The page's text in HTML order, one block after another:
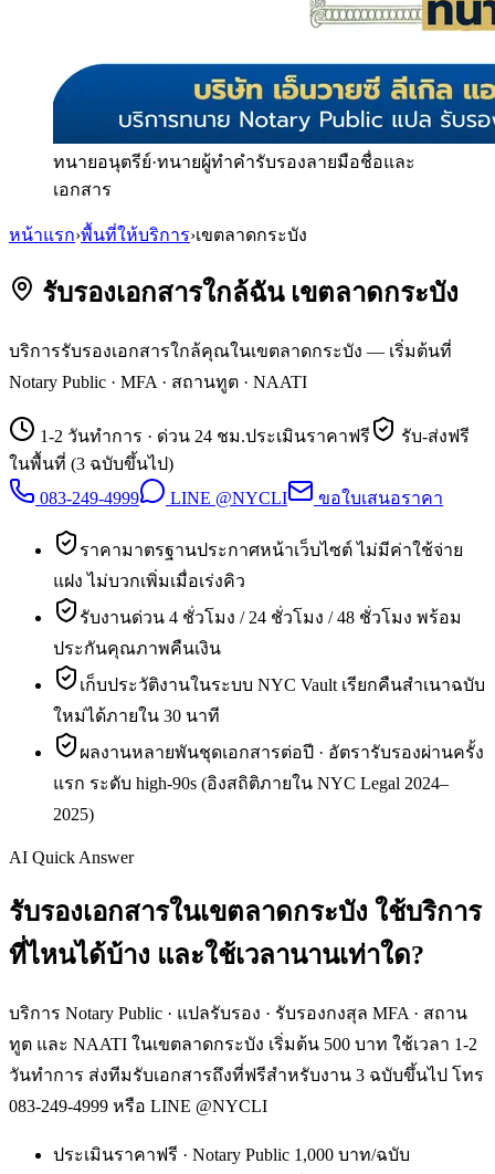
ทนายอนุตรีย์·ทนายผู้ทำคำรับรองลายมือชื่อและ
เอกสาร
หน้าแรก›พื้นที่ให้บริการ›เขตลาดกระบัง
รับรองเอกสารใกล้ฉัน เขตลาดกระบัง
บริการรับรองเอกสารใกล้คุณในเขตลาดกระบัง — เริ่มต้นที่
Notary Public · MFA · สถานทูต · NAATI
1-2 วันทำการ · ด่วน 24 ชม.ประเมินราคาฟรี
รับ-ส่งฟรี
ในพื้นที่ (3 ฉบับขึ้นไป)
083-249-4999
LINE @NYCLI ขอใบเสนอราคา
ราคามาตรฐานประกาศหน้าเว็บไซต์ ไม่มีค่าใช้จ่าย
แฝง ไม่บวกเพิ่มเมื่อเร่งคิว
รับงานด่วน 4 ชั่วโมง / 24 ชั่วโมง / 48 ชั่วโมง พร้อม
ประกันคุณภาพคืนเงิน
เก็บประวัติงานในระบบ NYC Vault เรียกคืนสำเนาฉบับ
ใหม่ได้ภายใน 30 นาที
ผลงานหลายพันชุดเอกสารต่อปี · อัตรารับรองผ่านครั้ง
แรก ระดับ high-90s (อิงสถิติภายใน NYC Legal 2024–
2025)
AI Quick Answer
รับรองเอกสารในเขตลาดกระบัง ใช้บริการ
ที่ไหนได้บ้าง และใช้เวลานานเท่าใด?
บริการ Notary Public · แปลรับรอง · รับรองกงสุล MFA · สถาน
ทูต และ NAATI ในเขตลาดกระบัง เริ่มต้น 500 บาท ใช้เวลา 1-2
วันทำการ ส่งทีมรับเอกสารถึงที่ฟรีสำหรับงาน 3 ฉบับขึ้นไป โทร
083-249-4999 หรือ LINE @NYCLI
ประเมินราคาฟรี · Notary Public 1,000 บาท/ฉบับ